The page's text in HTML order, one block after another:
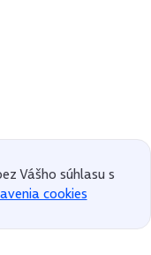
Vášho súhlasu s
cookies